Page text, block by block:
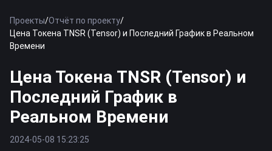
Проекты/Отчёт по проекту/
Цена Токена TNSR (Tensor) и Последний График в Реальном
Времени
Цена Токена TNSR (Tensor) и
Последний График в
Реальном Времени
2024-05-08 15:23:25